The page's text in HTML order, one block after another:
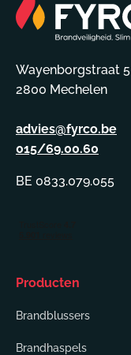
Wayenborgstraat 5
2800 Mechelen
advies@fyrco.be
015/69.00.60
BE 0833.079.055
Producten
Brandblussers
Brandhaspels